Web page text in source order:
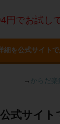
円でお試し
細を公式サイト
→ からだ楽
式サイト